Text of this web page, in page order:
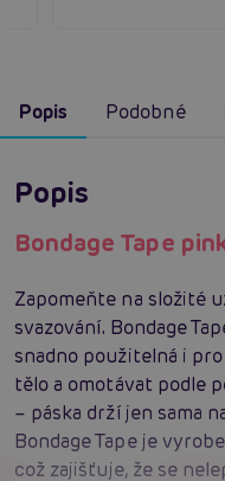
Popis Podobné
Popis
Bondage Tape
Zapomeňte na složité
svazování. Bondage
snadno použitelná i
tělo a omotávat podle
– páska drží jen sama
Bondage Tape je
což zajišťuje, že se